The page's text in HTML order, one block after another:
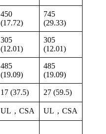
450
(17.72)
745
(29.33)
305
(12.01)
305
(12.01)
485
(19.09)
485
(19.09)
17 (37.5) 27 (59.5)
UL，CSA UL，CSA